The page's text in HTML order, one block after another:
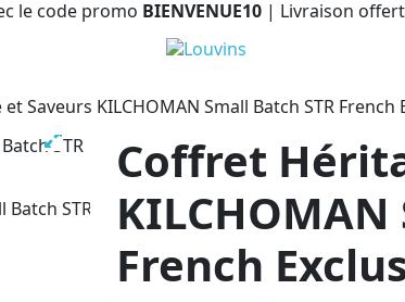
le code promo BIENVENUE10 | Livraison
Saveurs KILCHOMAN Small Batch STR French
Coffret
KILCHOMAN
French